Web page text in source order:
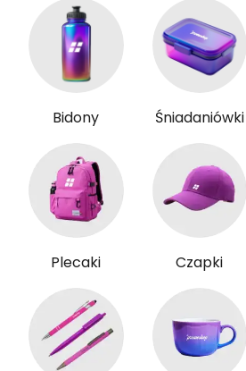
Bidony Śniadaniówki
Plecaki Czapki